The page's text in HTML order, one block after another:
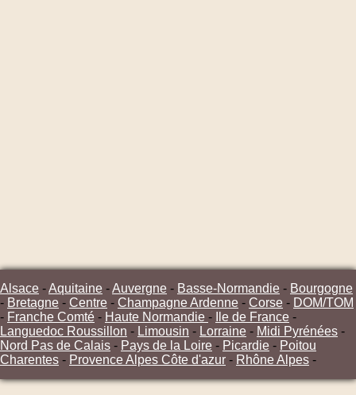
Alsace -Aquitaine -Auvergne - Basse-Normandie - Bourgogne
- Bretagne - Centre - Champagne Ardenne - Corse - DOM/TOM
- Franche Comté - Haute Normandie - Ile de France -
Languedoc Roussillon - Limousin - Lorraine - Midi Pyrénées -
Nord Pas de Calais - Pays de la Loire - Picardie - Poitou
Charentes - Provence Alpes Côte d'azur - Rhône Alpes -